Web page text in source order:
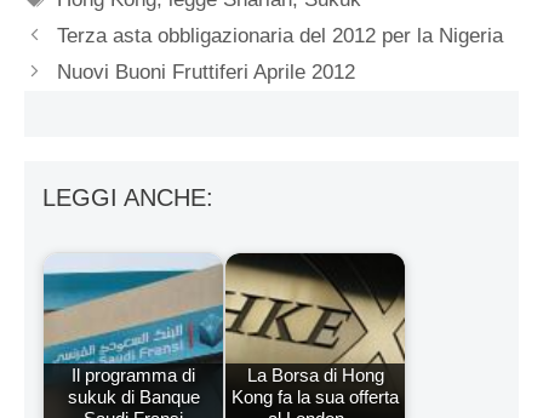
Terza asta obbligazionaria del 2012 per la Nigeria
Nuovi Buoni Fruttiferi Aprile 2012
LEGGI ANCHE:
Il programma di
sukuk di Banque
La Borsa di Hong
Kong fa la sua offerta